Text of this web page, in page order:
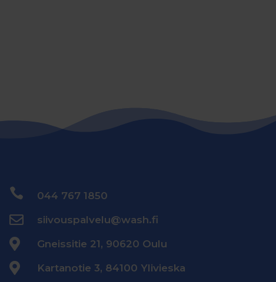
 044 767 1850
 siivouspalvelu@wash.fi
 Gneissitie 21, 90620 Oulu
 Kartanotie 3, 84100 Ylivieska